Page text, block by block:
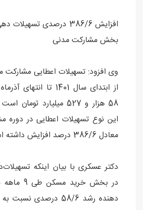
افزایش 386/6 درصدی
بخش مشارکت مدنی
وی افزود: تسهیلات اعطایی
از ابتدای سال 1401 تا
58 هزار و 527 میلیارد
این نوع تسهیلات اعطایی در دوره
معادل 386/6 درصد افزایش داشته است.
دکتر عسکری با بیان اینکه
در بخش
دهنده رشد 58/6 درصدی